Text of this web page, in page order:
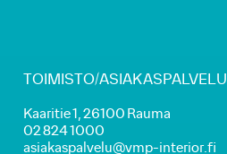
TOIMISTO/ASIAKASPALVELU
Kaaritie 1, 26100 Rauma
02 824 1000
asiakaspalvelu@vmp-interior.fi